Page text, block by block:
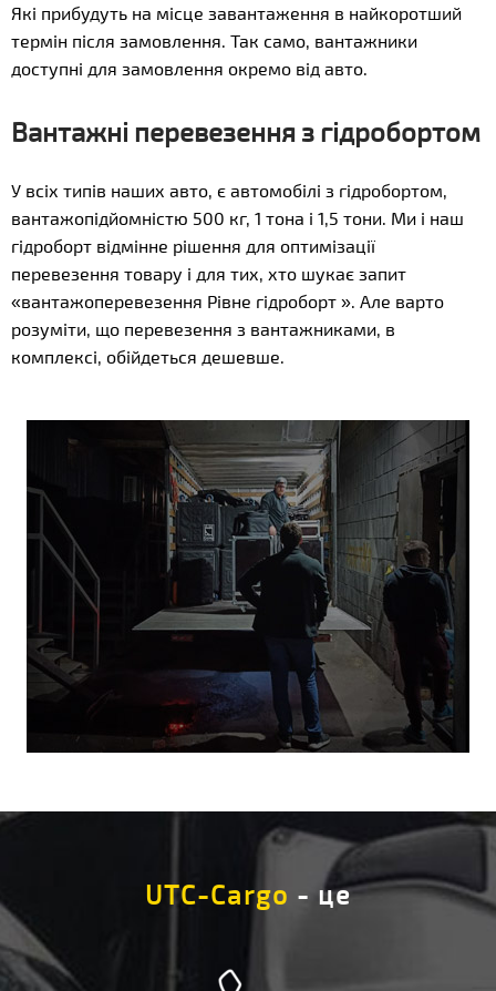
Які прибудуть на місце завантаження в найкоротший
термін після замовлення. Так само, вантажники
доступні для замовлення окремо від авто.
Вантажні перевезення з гідробортом
У всіх типів наших авто, є автомобілі з гідробортом,
вантажопідйомністю 500 кг, 1 тона і 1,5 тони. Ми і наш
гідроборт відмінне рішення для оптимізації
перевезення товару і для тих, хто шукає запит
«вантажоперевезення Рівне гідроборт ». Але варто
розуміти, що перевезення з вантажниками, в
комплексі, обійдеться дешевше.
UTC-Cargo - це